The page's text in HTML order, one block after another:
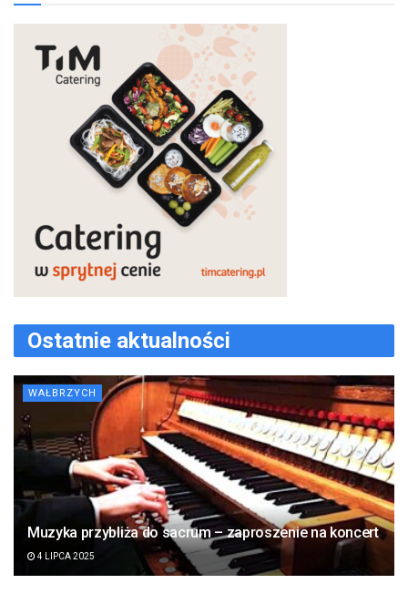
Ostatnie aktualności
WAŁBRZYCH
Muzyka przybliża do sacrum – zaproszenie na koncert
4 LIPCA 2025